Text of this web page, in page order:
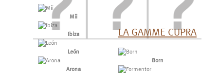
Mii
Ibiza
León
Arona
LA GAMME CUPRA
Born